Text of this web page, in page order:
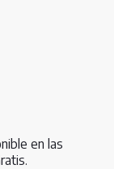
en las